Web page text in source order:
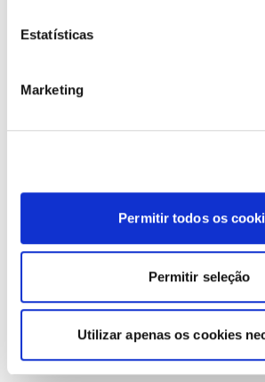
Estatísticas
Marketing
Permitir todos os
Permitir seleção
Utilizar apenas os cookies